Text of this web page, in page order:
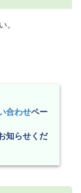
。
合わせペー
知らせくだ